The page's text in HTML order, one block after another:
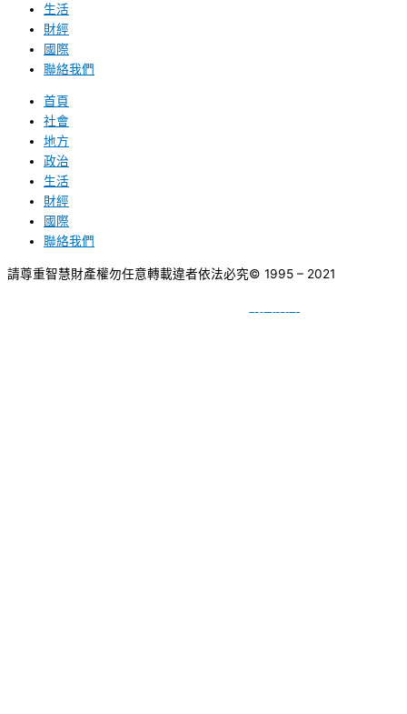
生活
財經
國際
聯絡我們
首頁
社會
地方
政治
生活
財經
國際
聯絡我們
請尊重智慧財產權勿任意轉載違者依法必究© 1995 – 2021